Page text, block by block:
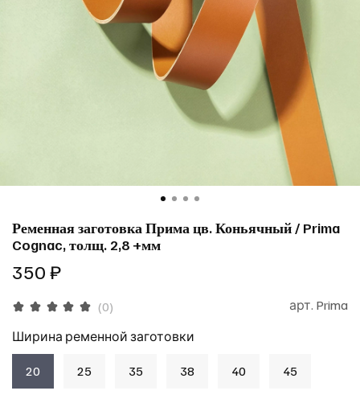
(0) арт. Prima
Ременная заготовка Прима цв. Коньячный / Prima
Cognac, толщ. 2,8 +мм
350 ₽
Ширина ременной заготовки
20 25 35 38 40 45